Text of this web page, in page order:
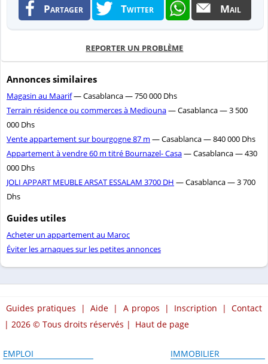
Partager Twitter Mail
REPORTER UN PROBLÈME
Annonces similaires
Magasin au Maarif— Casablanca — 750 000 Dhs
Terrain résidence ou commerces à Mediouna— Casablanca — 3 500
000 Dhs
Vente appartement sur bourgogne 87 m — Casablanca — 840 000 Dhs
Appartement à vendre 60 m titré Bournazel- Casa— Casablanca — 430
000 Dhs
JOLI APPART MEUBLE ARSAT ESSALAM 3700 DH — Casablanca — 3 700
Dhs
Guides utiles
Acheter un appartement au Maroc
Éviter les arnaques sur les petites annonces
Guides pratiques | Aide | A propos | Inscription | Contact
| 2026 © Tous droits réservés | Haut de page
EMPLOI
IMMOBILIER